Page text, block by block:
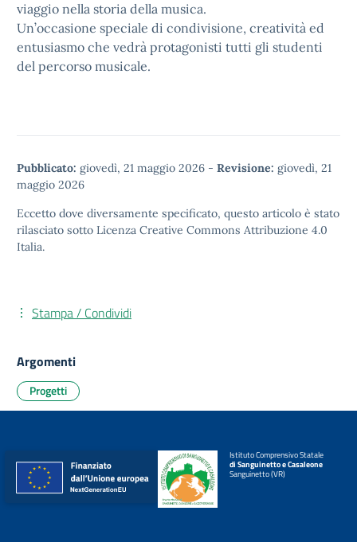
viaggio nella storia della musica.
Un’occasione speciale di condivisione, creatività ed
entusiasmo che vedrà protagonisti tutti gli studenti
del percorso musicale.
Pubblicato: giovedì, 21 maggio 2026 - Revisione: giovedì, 21
maggio 2026
Eccetto dove diversamente specificato, questo articolo è stato
rilasciato sotto Licenza Creative Commons Attribuzione 4.0
Italia.
Stampa / Condividi
Argomenti
Progetti
Istituto Comprensivo Statale
di Sanguinetto e Casaleone
Sanguinetto (VR)